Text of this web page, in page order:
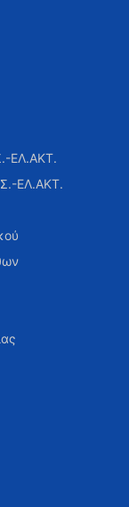
ΕΛ.ΑΚΤ.
ΕΛ.ΑΚΤ.